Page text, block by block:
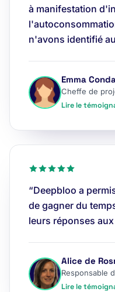
à manifestation
n'avons identifié
Emma
Lire le
“Deepbloo a
de gagner du
leurs réponses
Alice de
Lire le